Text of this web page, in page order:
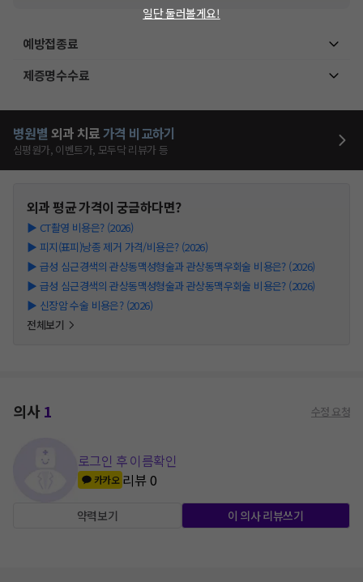
예방접종료
제증명수수료
병원별 외과 치료가격 비교하기
심평원가, 이벤트가, 모두닥 리뷰가 등
외과평균 가격이 궁금하다면?
▶ CT촬영 비용은? (2026)
▶ 피지(표피)낭종 제거 가격/비용은? (2026)
▶ 급성 심근경색의 관상동맥성형술과 관상동맥우회술 비용은? (2026)
▶ 급성 심근경색의 관상동맥성형술과 관상동맥우회술 비용은? (2026)
▶ 신장암 수술 비용은? (2026)
전체보기
의사1 수정 요청
로그인 후 이름확인
카카오 리뷰0
약력보기 이 의사 리뷰쓰기
일단 둘러볼게요!